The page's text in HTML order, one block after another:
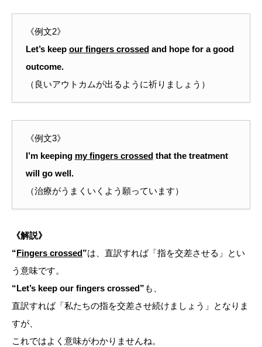
《例文2》
Let’s keep our fingers crossedand hope for a good
outcome.
（良いアウトカムが出るように祈りましょう）
《例文3》
I’m keeping my fingers crossedthat the treatment
will go well.
（治療がうまくいくよう願っています）
《解説》
“Fingers crossed”は、直訳すれば「指を交差させる」とい
う意味です。
“Let’s keep our fingers crossed”も、
直訳すれば「私たちの指を交差させ続けましょう」となりま
すが、
これではよく意味がわかりませんね。